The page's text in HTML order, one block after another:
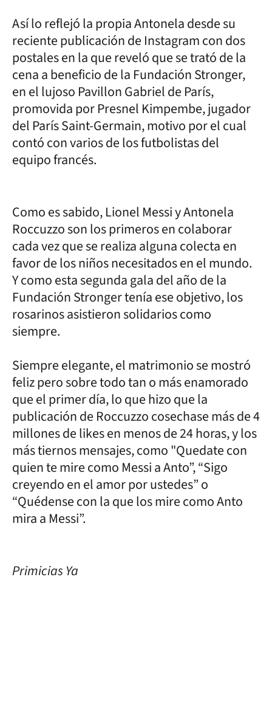
Así lo reflejó la propia Antonela desde su
reciente publicación de Instagram con dos
postales en la que reveló que se trató de la
cena a beneficio de la Fundación Stronger,
en el lujoso Pavillon Gabriel de París,
promovida por Presnel Kimpembe, jugador
del París Saint-Germain, motivo por el cual
contó con varios de los futbolistas del
equipo francés.
Como es sabido, Lionel Messi y Antonela
Roccuzzo son los primeros en colaborar
cada vez que se realiza alguna colecta en
favor de los niños necesitados en el mundo.
Y como esta segunda gala del año de la
Fundación Stronger tenía ese objetivo, los
rosarinos asistieron solidarios como
siempre.
Siempre elegante, el matrimonio se mostró
feliz pero sobre todo tan o más enamorado
que el primer día, lo que hizo que la
publicación de Roccuzzo cosechase más de 4
millones de likes en menos de 24 horas, y los
más tiernos mensajes, como "Quedate con
quien te mire como Messi a Anto”, “Sigo
creyendo en el amor por ustedes” o
“Quédense con la que los mire como Anto
mira a Messi”.
Primicias Ya